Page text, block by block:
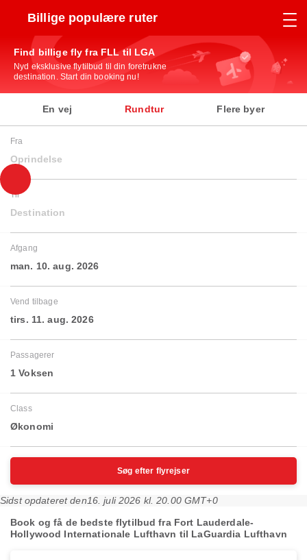
Billige populære ruter
Find billige fly fra FLL til LGA
Nyd eksklusive flytilbud til din foretrukne
destination. Start din booking nu!
En vej Rundtur Flere byer
Fra
Oprindelse
Til
Destination
Afgang
man. 10. aug. 2026
Vend tilbage
tirs. 11. aug. 2026
Passagerer
1 Voksen
Class
Økonomi
Søg efter flyrejser
Sidst opdateret den16. juli 2026 kl. 20.00 GMT+0
Book og få de bedste flytilbud fra Fort Lauderdale-
Hollywood Internationale Lufthavn til LaGuardia Lufthavn